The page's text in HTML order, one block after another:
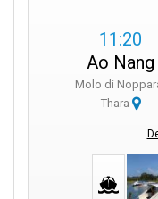
11:20
Ao Nang
Molo di
Thara